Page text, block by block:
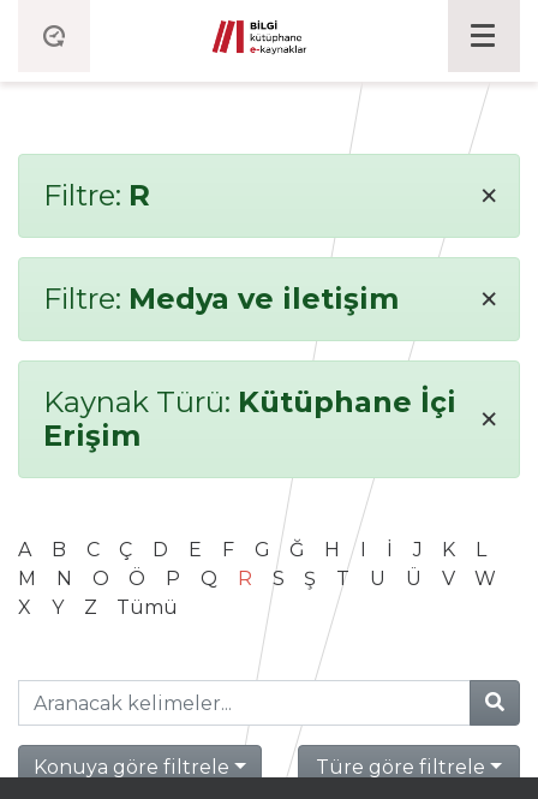
Filtre: R ×
Filtre: Medya ve iletişim ×
Kaynak Türü: Kütüphane İçi
Erişim
×
A B C Ç D E F G Ğ H I İ J K
L
M
N O Ö P Q R S Ş T U Ü V
W
X
Y Z Tümü
Konuya göre filtrele Türe göre filtrele